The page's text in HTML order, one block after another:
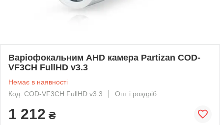
Варіофокальним AHD камера Partizan COD-
VF3CH FullHD v3.3
Немає в наявності
Код: COD-VF3CH FullHD v3.3
Опт і роздріб
1 212 ₴